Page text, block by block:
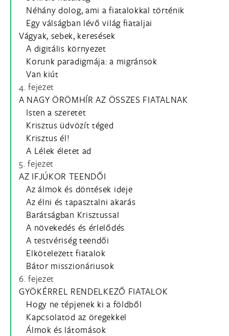
Néhány dolog, ami a fiatalokkal történik
Egy válságban lévő világ fiataljai
Vágyak, sebek, keresések
A digitális környezet
Korunk paradigmája: a migránsok
Van kiút
4. fejezet
A NAGY ÖRÖMHÍR AZ ÖSSZES FIATALNAK
Isten a szeretet
Krisztus üdvözít téged
Krisztus él!
A Lélek életet ad
5. fejezet
AZ IFJÚKOR TEENDŐI
Az álmok és döntések ideje
Az élni és tapasztalni akarás
Barátságban Krisztussal
A növekedés és érlelődés
A testvériség teendői
Elkötelezett fiatalok
Bátor misszionáriusok
6. fejezet
GYÖKÉRREL RENDELKEZŐ FIATALOK
Hogy ne tépjenek ki a földből
Kapcsolatod az öregekkel
Álmok és látomások